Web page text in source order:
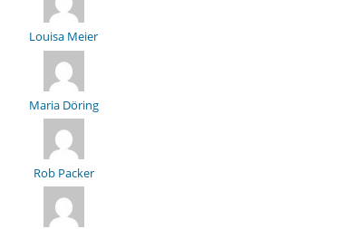
Louisa Meier
Maria Döring
Rob Packer